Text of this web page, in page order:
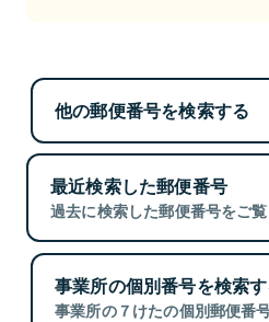
他の郵便番号を検索する
最近検索した郵便番号
過去に検索した郵便番号をご覧
事業所の個別番号を検索
事業所の７けたの個別郵便番